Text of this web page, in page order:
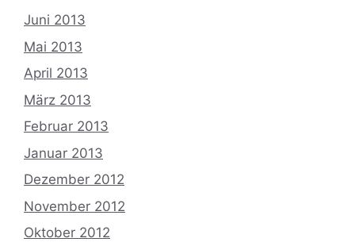
Juni 2013
Mai 2013
April 2013
März 2013
Februar 2013
Januar 2013
Dezember 2012
November 2012
Oktober 2012